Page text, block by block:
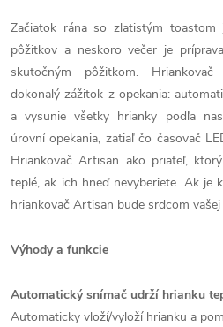
Začiatok rána so zlatistým toastom
pôžitkov a neskoro večer je
skutočným pôžitkom.
dokonalý zážitok z opekania:
a vysunie všetky hrianky podľa
úrovní opekania, zatiaľ čo časovač
Hriankovač Artisan ako priateľ,
teplé, ak ich hneď nevyberiete. Ak je
hriankovač Artisan bude srdcom
Výhody a funkcie
Automatický snímač udrží hrianku
Automaticky vloží/vyloží hrianku a